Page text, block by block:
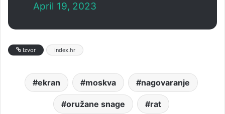
April 19, 2023
Izvor Index.hr
ekran moskva nagovaranje
oružane snage rat